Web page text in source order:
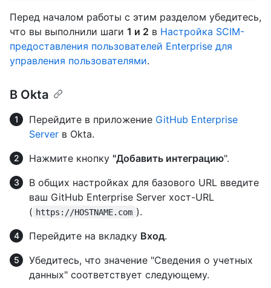
Перед началом работы с этим разделом убедитесь,
что вы выполнили шаги 1 и 2 в Настройка SCIM-
предоставления пользователей Enterprise для
управления пользователями.
В Okta
Перейдите в приложение GitHub Enterprise
Server в Okta.
Нажмите кнопку "Добавить интеграцию".
В общих настройках для базового URL введите
ваш GitHub Enterprise Server хост-URL
( https://HOSTNAME.com ).
Перейдите на вкладку Вход.
Убедитесь, что значение "Сведения о учетных
данных" соответствует следующему.